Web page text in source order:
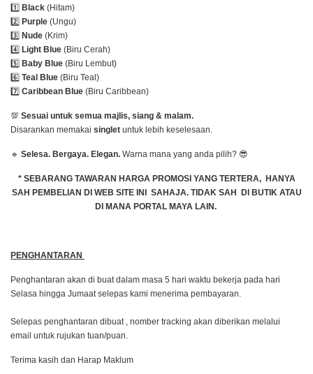
1️⃣ Black (Hitam)
2️⃣ Purple (Ungu)
3️⃣ Nude (Krim)
4️⃣ Light Blue (Biru Cerah)
5️⃣ Baby Blue (Biru Lembut)
6️⃣ Teal Blue (Biru Teal)
7️⃣ Caribbean Blue (Biru Caribbean)
💯 Sesuai untuk semua majlis, siang & malam.
Disarankan memakai singlet untuk lebih keselesaan.
🔹 Selesa. Bergaya. Elegan. Warna mana yang anda pilih? 😎
* SEBARANG TAWARAN HARGA PROMOSI YANG TERTERA, HANYA
SAH PEMBELIAN DI WEB SITE INI SAHAJA. TIDAK SAH DI BUTIK ATAU
DI MANA PORTAL MAYA LAIN.
PENGHANTARAN
Penghantaran akan di buat dalam masa 5 hari waktu bekerja pada hari
Selasa hingga Jumaat selepas kami menerima pembayaran.
Selepas penghantaran dibuat , nomber tracking akan diberikan melalui
email untuk rujukan tuan/puan.
Terima kasih dan Harap Maklum